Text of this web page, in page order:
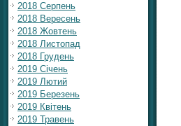
2018 Серпень
2018 Вересень
2018 Жовтень
2018 Листопад
2018 Грудень
2019 Січень
2019 Лютий
2019 Березень
2019 Квітень
2019 Травень